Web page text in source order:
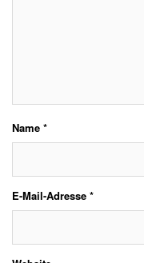
Name *
E-Mail-Adresse *